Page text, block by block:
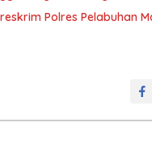
Polres Pelabuhan